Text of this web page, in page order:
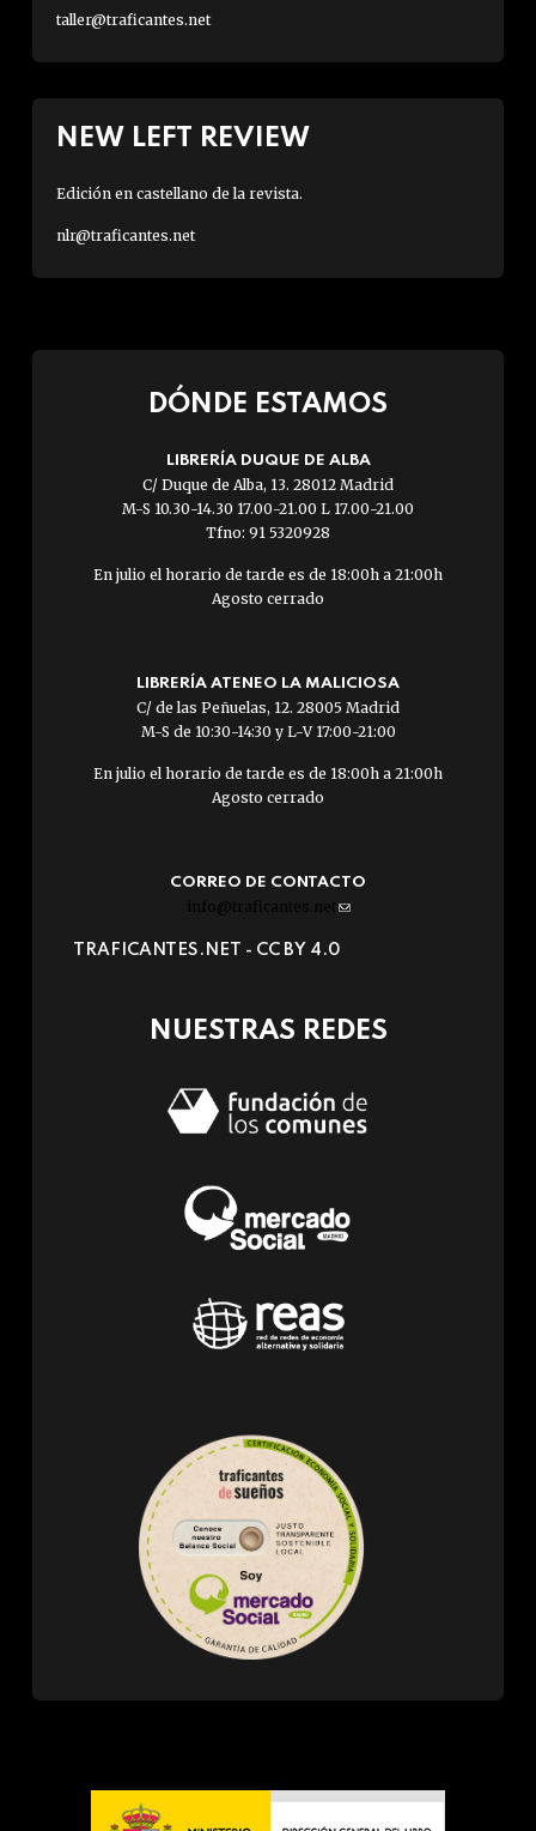
taller@traficantes.net
NEW LEFT REVIEW
Edición en castellano de la revista.
nlr@traficantes.net
DÓNDE ESTAMOS
LIBRERÍA DUQUE DE ALBA
C/ Duque de Alba, 13. 28012 Madrid
M-S 10.30-14.30 17.00-21.00 L 17.00-21.00
Tfno: 91 5320928
En julio el horario de tarde es de 18:00h a 21:00h
Agosto cerrado
LIBRERÍA ATENEO LA MALICIOSA
C/ de las Peñuelas, 12. 28005 Madrid
M-S de 10:30-14:30 y L-V 17:00-21:00
En julio el horario de tarde es de 18:00h a 21:00h
Agosto cerrado
CORREO DE CONTACTO
info@traficantes.net (link
e-
TRAFICANTES.NET - CC BY 4.0
NUESTRAS REDES